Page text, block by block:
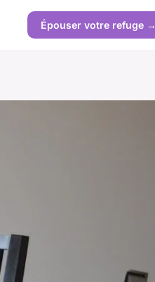
Épouser votre refuge →